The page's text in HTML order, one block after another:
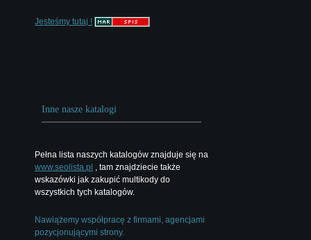
Jesteśmy tutaj !
Inne nasze katalogi
Pełna lista naszych katalogów znajduje się na
www.seolista.pl , tam znajdziecie także
wskazówki jak zakupić multikody do
wszystkich tych katalogów.
Nawiążemy współpracę z firmami, agencjami
pozycjonującymi strony.